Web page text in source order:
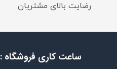
رضایت بالای مشتریان
ساعت کاری فروشگاه :